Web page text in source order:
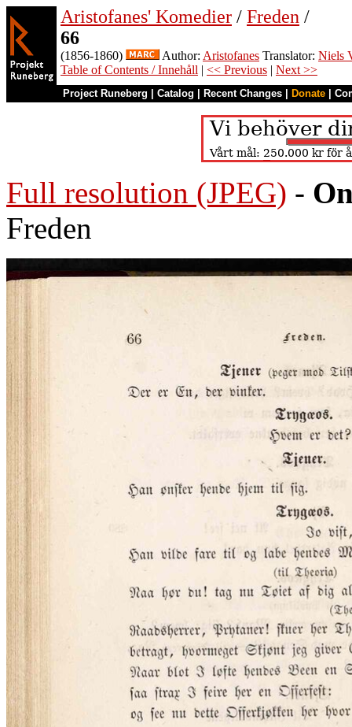
Aristofanes' Komedier / Freden /
66
(1856-1860) Author: Aristofanes Translator: Niels
Table of Contents / Innehåll | << Previous | Next >>
Project Runeberg Catalog Recent Changes Donate
Full resolution (JPEG) -
Freden